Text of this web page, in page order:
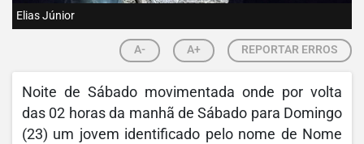
Elias Júnior
A- A+ REPORTAR ERROS
Noite de Sábado movimentada onde por volta
das 02 horas da manhã de Sábado para Domingo
(23) um jovem identificado pelo nome de Nome